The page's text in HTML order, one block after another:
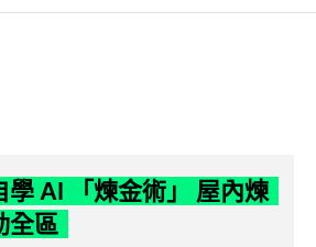
學 AI 「煉金術」 屋內煉
全區